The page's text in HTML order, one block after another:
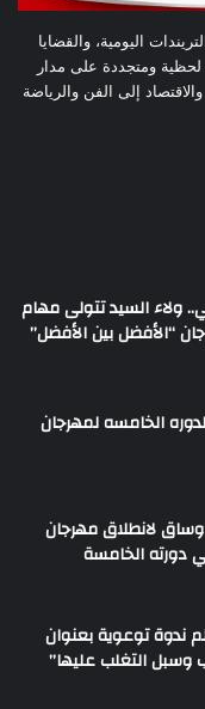
اليومية، والقضايا
ومتجددة على مدار
إلى الفن والرياضة
ولاء السيد تتولى مهام
“الأفضل بين الأفضل”
الخامسه لمهرجان
لانطلاق مهرجان
دورته الخامسة
ندوة توعوية بعنوان
وسبل التغلب عليها”